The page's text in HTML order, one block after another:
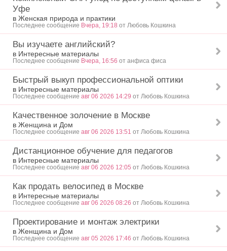
Уфе
в Женская природа и практики
Последнее сообщение Вчера, 19:18 от Любовь Кошкина
Вы изучаете английский?
в Интересные материалы
Последнее сообщение Вчера, 16:56 от анфиса фиса
Быстрый выкуп профессиональной оптики
в Интересные материалы
Последнее сообщение авг 06 2026 14:29 от Любовь Кошкина
Качественное золочение в Москве
в Женщина и Дом
Последнее сообщение авг 06 2026 13:51 от Любовь Кошкина
Дистанционное обучение для педагогов
в Интересные материалы
Последнее сообщение авг 06 2026 12:05 от Любовь Кошкина
Как продать велосипед в Москве
в Интересные материалы
Последнее сообщение авг 06 2026 08:26 от Любовь Кошкина
Проектирование и монтаж электрики
в Женщина и Дом
Последнее сообщение авг 05 2026 17:46 от Любовь Кошкина